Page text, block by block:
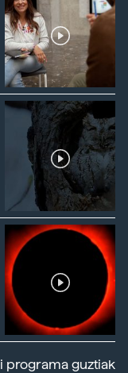
programa guztiak